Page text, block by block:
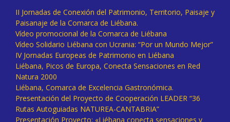
II Jornadas de Conexión del Patrimonio, Territorio, Paisaje y
Paisanaje de la Comarca de Liébana.
Vídeo promocional de la Comarca de Liébana
Vídeo Solidario Liébana con Ucrania: “Por un Mundo Mejor”
IV Jornadas Europeas de Patrimonio en Liébana
Liébana, Picos de Europa, Conecta Sensaciones en Red
Natura 2000
Liébana, Comarca de Excelencia Gastronómica.
Presentación del Proyecto de Cooperación LEADER “36
Rutas Autoguiadas NATUREA-CANTABRIA”
Presentación Proyecto: «Liébana conecta sensaciones y